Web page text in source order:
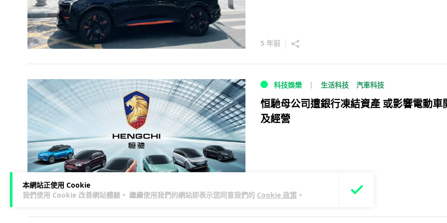
本網站正使用 Cookie
我們使用 Cookie 改善網站體驗。 繼續使用我們的網站即表示您同意我們的 Cookie 政策 。
5 年前
科技娛樂 生活科技 汽車科技
恒馳母公司遭銀行凍結資產 或影響電動車
及經營
5 年前